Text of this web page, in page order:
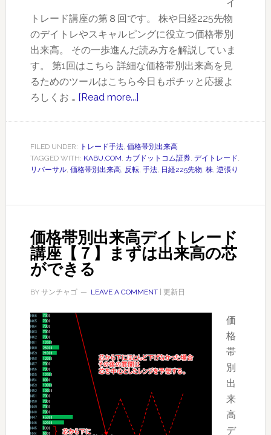
格
帯
が
シ
フ
ト
レ
相
イ
トレード講座の第８回です。 株や日経225先物
のデイトレやスキャルピングに役立つ価格帯別
出来高。 その一歩進んだ読み方を解説していま
す。 第1回はこちら 詳細な価格帯別出来高を見
るためのツールはこちら今日もポチッと応援よ
ろしくお … [Read more...]
帯
別
出
高
イ
ト
リ
サ
ル
FILED UNDER: トレード手法, 価格帯別出来高
TAGGED WITH: KABU.COM, カブドットコム証券, デイトレード,
リバーサル, 価格帯別出来高, 反転, 手法, 日経225先物, 株, 逆張り
価格帯別出来高デイトレード
講座【７】まずは出来高の芯
ができる
BY サンチャゴ LEAVE A COMMENT| 更新日
価
格
帯
別
出
来
高
デ